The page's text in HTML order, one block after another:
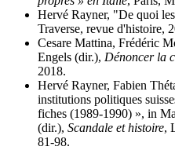
Hervé Rayner, "De quoi
Traverse, revue d'histoire,
Cesare Mattina, Frédéric
Engels (dir.), Dénoncer la
2018.
Hervé Rayner, Fabien
institutions politiques
fiches (1989-1990) », in
(dir.), Scandale et histoire,
81-98.